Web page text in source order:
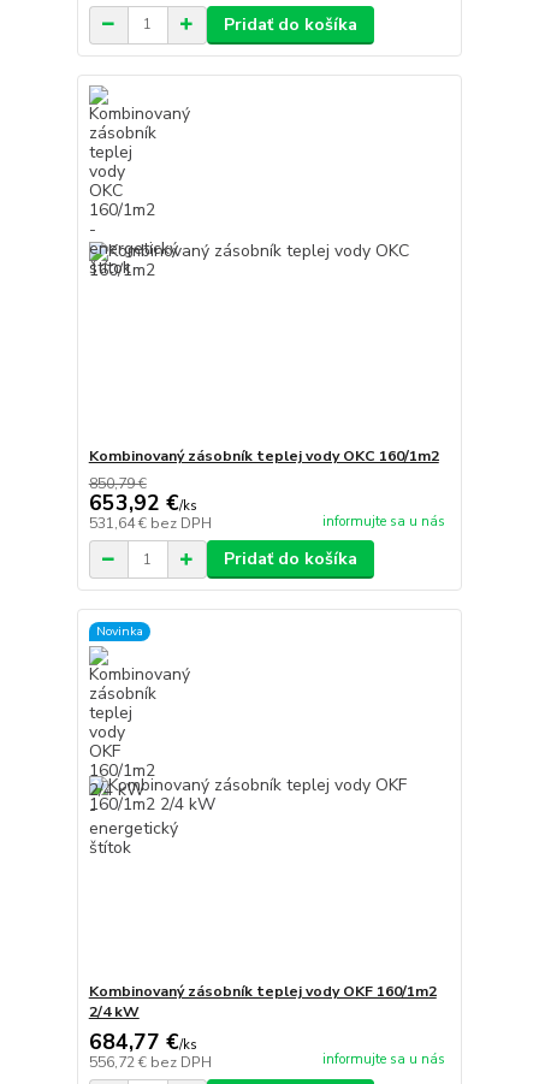
Pridať do košíka
Kombinovaný zásobník teplej vody OKC 160/1m2
850,79 €
653,92 €/ks
531,64 € bez DPH informujte sa u nás
Pridať do košíka
Novinka
Kombinovaný zásobník teplej vody OKF 160/1m2
2/4 kW
684,77 €/ks
556,72 € bez DPH informujte sa u nás